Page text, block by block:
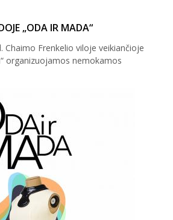
festivalis)
festivalis)
„ODA IR MADA“
Chaimo Frenkelio viloje veikiančioje
organizuojamos nemokamos